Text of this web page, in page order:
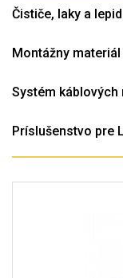
Čističe, laky a
Montážny
Systém
Príslušenstvo pre